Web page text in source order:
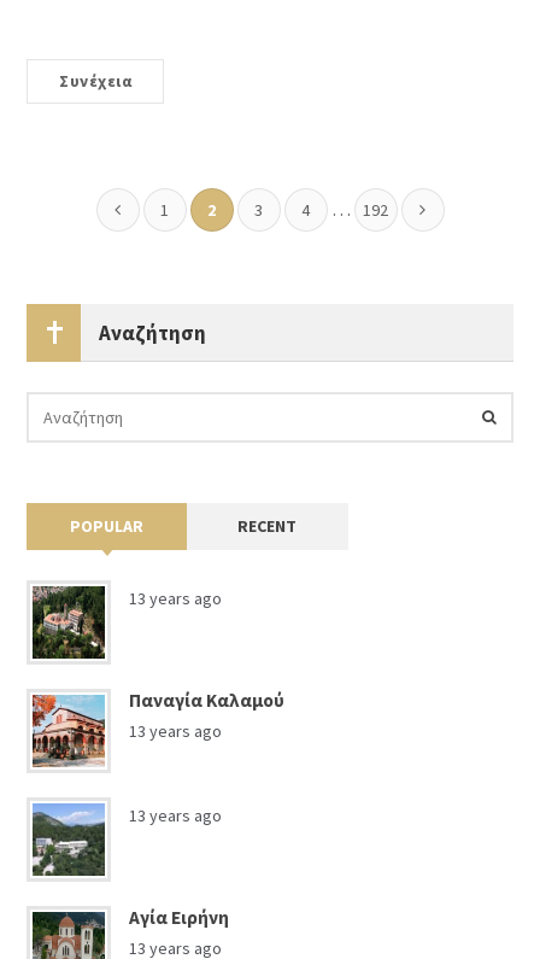
Συνέχεια
1 2 3 4 … 192
Αναζήτηση
POPULAR RECENT
13 years ago
Παναγία Καλαμού
13 years ago
13 years ago
Αγία Ειρήνη
13 years ago